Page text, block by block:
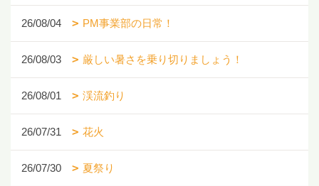
26/08/04 PM事業部の日常！
26/08/03 厳しい暑さを乗り切りましょう！
26/08/01 渓流釣り
26/07/31 花火
26/07/30 夏祭り